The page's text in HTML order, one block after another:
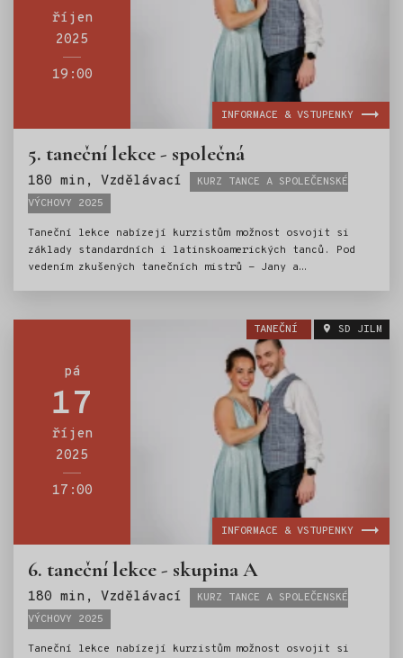
říjen
2025
19:00
5. taneční lekce - společná
180 min, Vzdělávací Štítky:
KURZ TANCE A SPOLEČENSKÉ
VÝCHOVY 2025
Taneční lekce nabízejí kurzistům možnost osvojit si
základy standardních i latinskoamerických tanců. Pod
vedením zkušených tanečních mistrů - Jany a
součástí kurzu je i výuka základů společenského chování
a etiky.Kurz tance je tak ideální přípravou pro vstup
do světa společenských událostí.
INFORMACE & VSTUPENKY
pá
17
říjen
2025
17:00
TANEČNÍ SD JILM
6. taneční lekce - skupina A
180 min, Vzdělávací Štítky:
KURZ TANCE A SPOLEČENSKÉ
VÝCHOVY 2025
Taneční lekce nabízejí kurzistům možnost osvojit si
INFORMACE & VSTUPENKY